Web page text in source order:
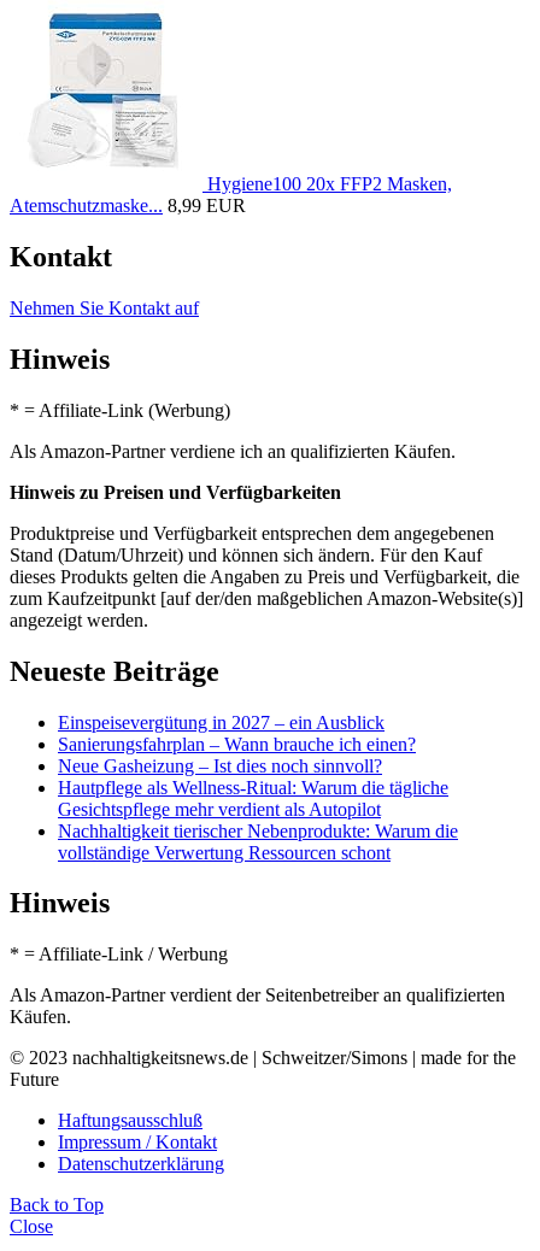
Hygiene100 20x FFP2 Masken,
Atemschutzmaske... 8,99 EUR
Kontakt
Nehmen Sie Kontakt auf
Hinweis
* = Affiliate-Link (Werbung)
Als Amazon-Partner verdiene ich an qualifizierten Käufen.
Hinweis zu Preisen und Verfügbarkeiten
Produktpreise und Verfügbarkeit entsprechen dem angegebenen
Stand (Datum/Uhrzeit) und können sich ändern. Für den Kauf
dieses Produkts gelten die Angaben zu Preis und Verfügbarkeit, die
zum Kaufzeitpunkt [auf der/den maßgeblichen Amazon-Website(s)]
angezeigt werden.
Neueste Beiträge
Einspeisevergütung in 2027 – ein Ausblick
Sanierungsfahrplan – Wann brauche ich einen?
Neue Gasheizung – Ist dies noch sinnvoll?
Hautpflege als Wellness-Ritual: Warum die tägliche
Gesichtspflege mehr verdient als Autopilot
Nachhaltigkeit tierischer Nebenprodukte: Warum die
vollständige Verwertung Ressourcen schont
Hinweis
* = Affiliate-Link / Werbung
Als Amazon-Partner verdient der Seitenbetreiber an qualifizierten
Käufen.
© 2023 nachhaltigkeitsnews.de | Schweitzer/Simons | made for the
Future
Haftungsausschluß
Impressum / Kontakt
Datenschutzerklärung
Back to Top
Close